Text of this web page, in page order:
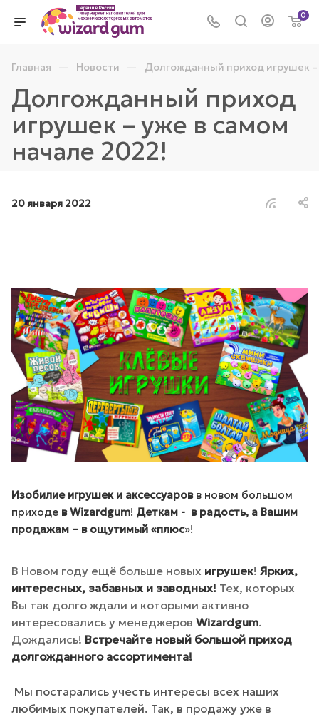
0
Главная — Новости — Долгожданный приход игрушек
Долгожданный приход
игрушек – уже в самом
начале 2022!
20 января 2022
Изобилие игрушек и аксессуаров в новом большом
приходе в Wizardgum! Деткам - в радость, а Вашим
продажам – в ощутимый «плюс»!
В Новом году ещё больше новых игрушек! Ярких,
интересных, забавных и заводных! Тех, которых
Вы так долго ждали и которыми активно
интересовались у менеджеров Wizardgum.
Дождались! Встречайте новый большой приход
долгожданного ассортимента!
Мы постарались учесть интересы всех наших
любимых покупателей. Так, в продажу уже в